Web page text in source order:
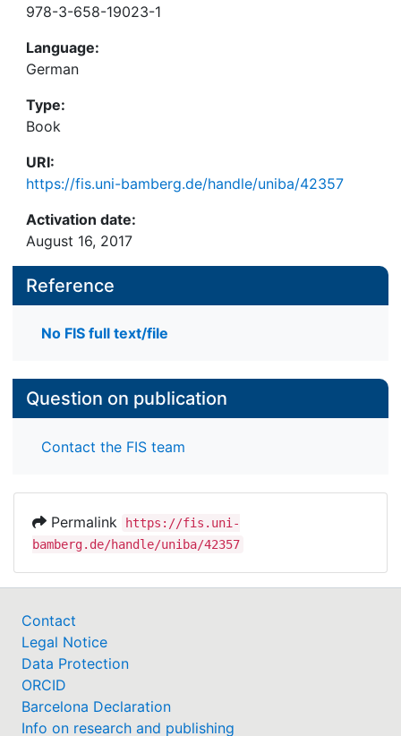
978-3-658-19023-1
Language:
German
Type:
Book
URI:
https://fis.uni-bamberg.de/handle/uniba/42357
Activation date:
August 16, 2017
Reference
No FIS full text/file
Question on publication
Contact the FIS team
Permalink
https://fis.uni-
bamberg.de/handle/uniba/42357
Contact
Legal Notice
Data Protection
ORCID
Barcelona Declaration
Info on research and publishing